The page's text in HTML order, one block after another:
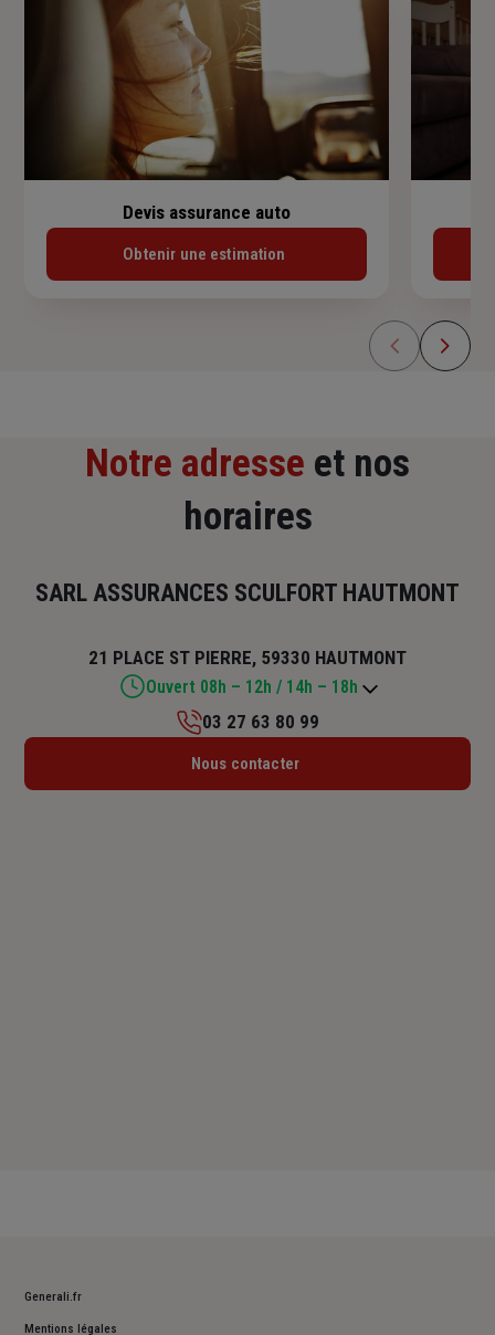
Devis assurance auto
Obtenir une estimation
Notre adresse et nos
horaires
SARL ASSURANCES SCULFORT HAUTMONT
21 PLACE ST PIERRE, 59330 HAUTMONT
Ouvert 08h – 12h / 14h – 18h
Lundi : 14h – 18h
03 27 63 80 99
Nous contacter
Generali.fr
Mentions légales